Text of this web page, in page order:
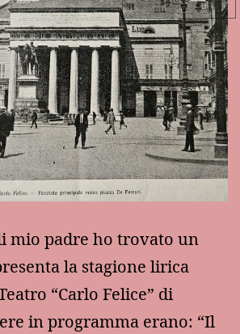
mio padre ho trovato un
la stagione lirica
“Carlo Felice” di
in programma erano: “Il
31
Lug